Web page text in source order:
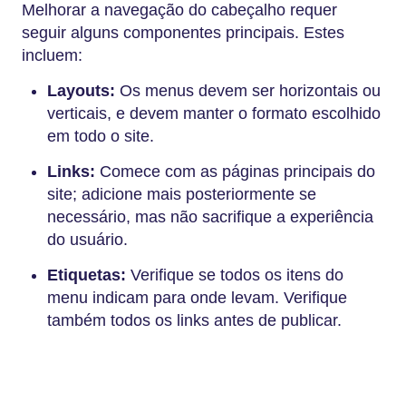
Melhorar a navegação do cabeçalho requer
seguir alguns componentes principais. Estes
incluem:
Layouts: Os menus devem ser horizontais ou
verticais, e devem manter o formato escolhido
em todo o site.
Links: Comece com as páginas principais do
site; adicione mais posteriormente se
necessário, mas não sacrifique a experiência
do usuário.
Etiquetas: Verifique se todos os itens do
menu indicam para onde levam. Verifique
também todos os links antes de publicar.